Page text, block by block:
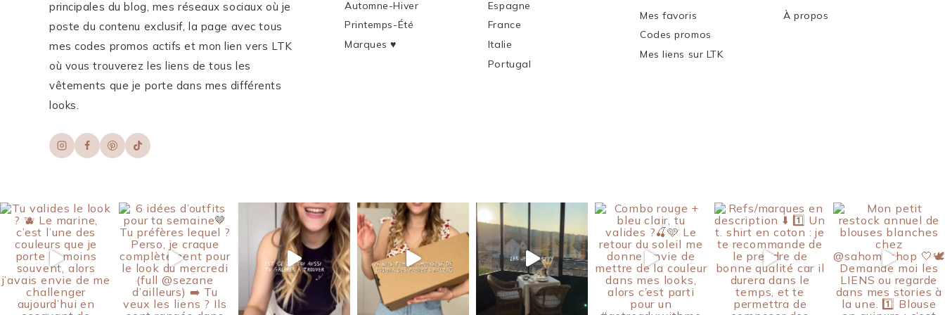
principales du blog, mes réseaux sociaux où je
poste du contenu exclusif, la page avec tous
mes codes promos actifs et mon lien vers LTK
où vous trouverez les liens de tous les
vêtements que je porte dans mes différents
looks.
Automne-Hiver
Printemps-Été
Marques ♥︎
Espagne
France
Italie
Portugal
Mes favoris
Codes promos
Mes liens sur LTK
À propos